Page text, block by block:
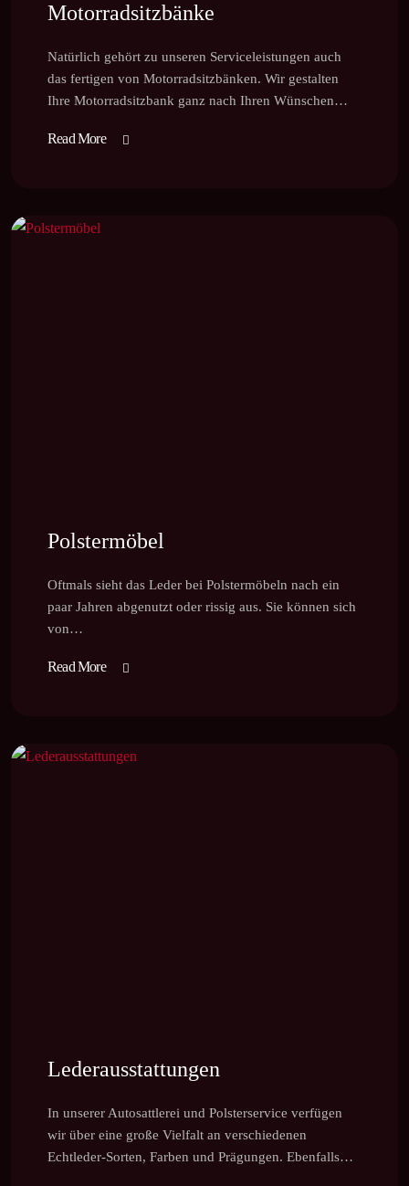
Motorradsitzbänke
Natürlich gehört zu unseren Serviceleistungen auch
das fertigen von Motorradsitzbänken. Wir gestalten
Ihre Motorradsitzbank ganz nach Ihren Wünschen…
Read More
Polstermöbel
Oftmals sieht das Leder bei Polstermöbeln nach ein
paar Jahren abgenutzt oder rissig aus. Sie können sich
von…
Read More
Lederausstattungen
In unserer Autosattlerei und Polsterservice verfügen
wir über eine große Vielfalt an verschiedenen
Echtleder-Sorten, Farben und Prägungen. Ebenfalls…